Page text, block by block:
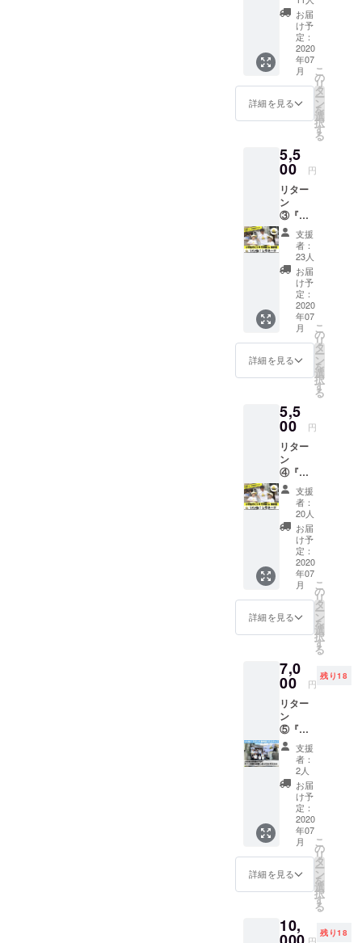
だいた
日のご
報告
を、お
礼メー
ルとし
者様に
お送り
きま
す。 ※
挑戦す
る子ど
もたち
を応援
した
い！お
店には
お越し
になる
のは難
しいけ
れど応
援した
いう方
へのリ
ます。
期間；
2020年
7月1日
(水)〜
2020年
12月31
日(木)
ド、
ハート
ランド
のビー
ルをい
ずれか1
杯飲む
ことが
み画面
をス
タッフ
までお
見せい
ただき
ますよ
うお願
い申し
上げま
す。
【リ
ター
ン】 ・
アメリ
カーノ
（ICE/H
OT） ・
（ICE/H
OT） ・
ね！レ
モネー
ド
（ICE/H
OT） ・
ハート
ラン
ド
有効期
限はご
ざいま
お立ち
寄り頂
気軽に
ご利用
くださ
いま
せ。
【店舗
紹介】
店名 :い
いね！
スタン
ド表参
道
(2020年
7月オー
プン) 日
2020年
7月1日
可能で
ド販売
キット
自宅で
レモ
ネード
ショッ
プを開
店でき
る販売
キット
レモ
ネード
をつく
るため
の材料
として
100％レ
モン果
（「ポ
ッカレ
モン
100」）
、また
シロッ
プには
創業文
舗、北
尾商事
の国産
白みつ
をセレ
クト。
そのほ
か、
『いい
ね！レ
モネー
ド』オ
リジナ
ルカッ
プ、試
飲カッ
プ、ス
体験学
習ワー
ク、売
上管理
表が１
セット
になっ
ていま
す。レ
モネー
ドを作
り、お
うちで
家族に
てお小
遣いを
で、人
お届
け予
定：
2020
年07
月
詳細を見る
こ
の
リ
タ
ー
ン
を
選
択
す
る
5,5
00 円
リター
ン
③『い
いね！
レモ
ネー
ド』ビ
ジネス
体験
【対
象】1〜
2年生チ
ケット
お子さ
まがレ
モネー
売を通
じて
「ビジ
ネスの
第一
歩」を
経験し
ていた
だく体
験型教
育プロ
グラム
です。
社会で
活躍す
る楽し
さやお
さを学
ぶこと
ができ
ます。
チーム
で協力
した
り、お
客様に
商品を
アピー
ルす る
ことに
よるコ
ミュニ
ケー
ション
が体験
できま
支援
者：
23人
お届
け予
定：
2020
年07
月
詳細を見る
こ
の
リ
タ
ー
ン
を
選
択
す
る
5,5
00 円
リター
ン
④『い
いね！
レモ
ネー
ド』ビ
ジネス
体験
【対
象】3〜
6年生チ
ケット
お子さ
まがレ
モネー
売を通
じて
「ビジ
ネスの
第一
歩」を
経験し
ていた
だく体
験型教
育プロ
グラム
です。
社会で
活躍す
る楽し
さやお
さを学
ぶこと
支援
者：
20人
お届
け予
定：
2020
年07
月
詳細を見る
こ
の
リ
タ
ー
ン
を
選
択
す
る
7,0
00 円
残り18
リター
ン
⑤『い
いね！
スタン
ド表参
道』の1
日ス
タッフ
になれ
る権
利。小
学生の
ビジネ
ス体験
『いい
モネー
ド』か
支援
者：
2人
お届
け予
定：
2020
年07
月
詳細を見る
こ
の
リ
タ
ー
ン
を
選
択
す
る
10,
円
残り18